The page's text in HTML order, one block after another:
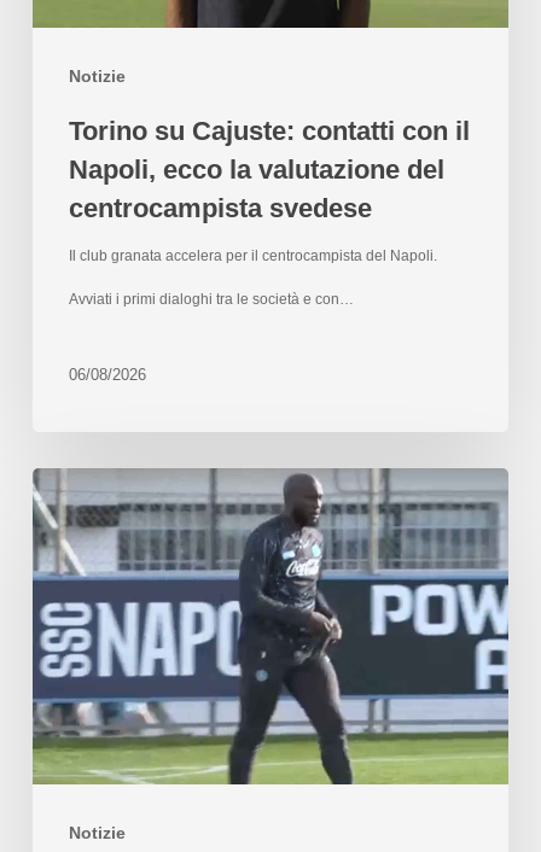
Notizie
Torino su Cajuste: contatti con il
Napoli, ecco la valutazione del
centrocampista svedese
Il club granata accelera per il centrocampista del Napoli.
Avviati i primi dialoghi tra le società e con…
06/08/2026
Notizie